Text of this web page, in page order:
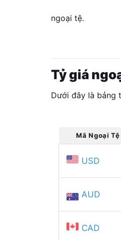
ngoại tệ.
Tỷ giá
Dưới đây là bảng
Mã Ngoại Tệ
USD
AUD
CAD